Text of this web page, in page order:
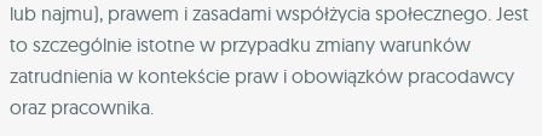
lub najmu), prawem i zasadami współżycia społecznego. Jest
to szczególnie istotne w przypadku zmiany warunków
zatrudnienia w kontekście praw i obowiązków pracodawcy
oraz pracownika.